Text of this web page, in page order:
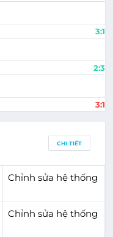
3:1
2:3
3:1
CHI TIẾT
Chỉnh sửa hệ thống
Chỉnh sửa hệ thống